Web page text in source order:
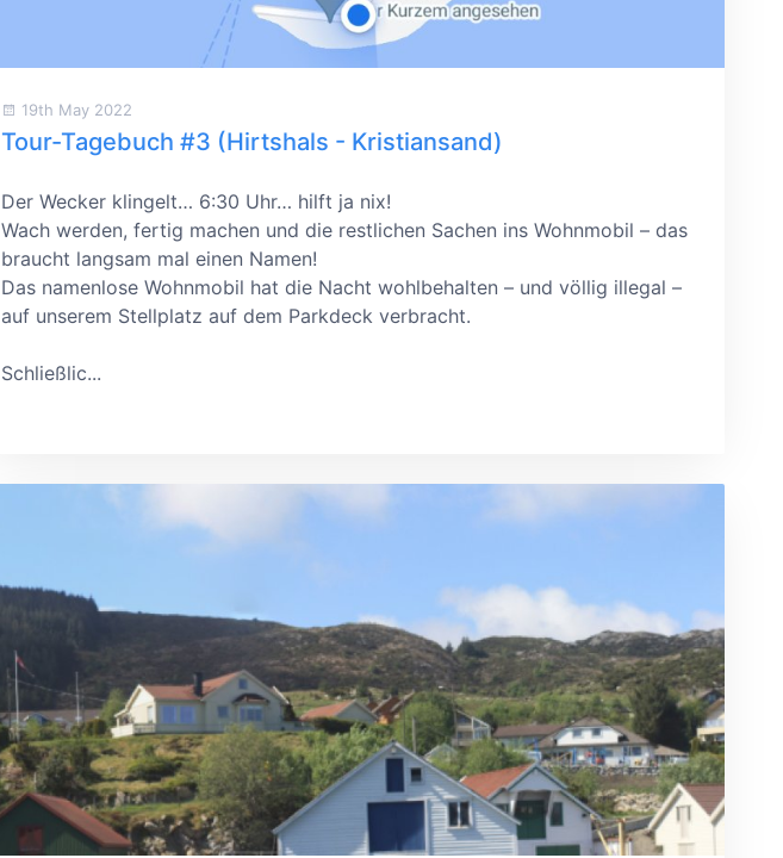
19th May 2022
Tour-Tagebuch #3 (Hirtshals - Kristiansand)
Der Wecker klingelt… 6:30 Uhr… hilft ja nix!
Wach werden, fertig machen und die restlichen Sachen ins Wohnmobil – das
braucht langsam mal einen Namen!
Das namenlose Wohnmobil hat die Nacht wohlbehalten – und völlig illegal –
auf unserem Stellplatz auf dem Parkdeck verbracht.
Schließlic...